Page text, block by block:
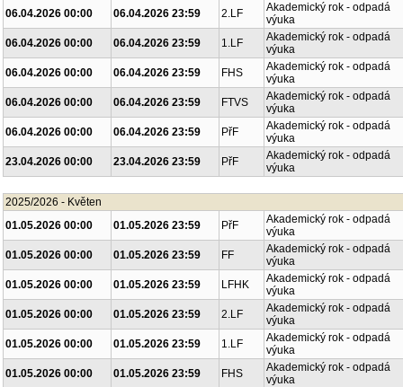
06.04.2026 00:00
06.04.2026 23:59 2.LF
Akademický rok - odpadá
výuka
06.04.2026 00:00
06.04.2026 23:59 1.LF
Akademický rok - odpadá
výuka
06.04.2026 00:00
06.04.2026 23:59 FHS
Akademický rok - odpadá
výuka
06.04.2026 00:00
06.04.2026 23:59 FTVS
Akademický rok - odpadá
výuka
06.04.2026 00:00
06.04.2026 23:59 PřF
Akademický rok - odpadá
výuka
23.04.2026 00:00
23.04.2026 23:59 PřF
Akademický rok - odpadá
výuka
2025/2026 - Květen
01.05.2026 00:00
01.05.2026 23:59 PřF
Akademický rok - odpadá
výuka
01.05.2026 00:00
01.05.2026 23:59 FF
Akademický rok - odpadá
výuka
01.05.2026 00:00
01.05.2026 23:59 LFHK
Akademický rok - odpadá
výuka
01.05.2026 00:00
01.05.2026 23:59 2.LF
Akademický rok - odpadá
výuka
01.05.2026 00:00
01.05.2026 23:59 1.LF
Akademický rok - odpadá
výuka
01.05.2026 00:00
01.05.2026 23:59 FHS
Akademický rok - odpadá
výuka